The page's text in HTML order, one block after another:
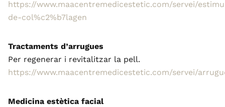
https://www.maacentremedicestetic.com/servei/
de-col%c2%b7lagen
Tractaments d’arrugues
Per regenerar i revitalitzar la pell.
https://www.maacentremedicestetic.com/servei/
Medicina estètica facial